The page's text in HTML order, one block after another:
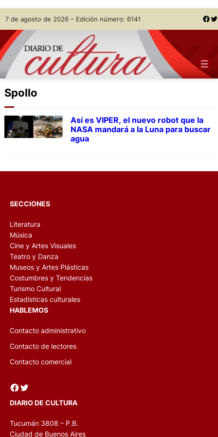
Skip
to
content
7 de agosto de 2026 – Edición número: 6141 Facebook Twitter
Spollo
Así es VIPER, el nuevo robot que la
NASA mandará a la Luna para buscar
agua
SECCIONES
Literatura
Música
Cine y Artes Visuales
Teatro y Danza
Museos y Artes Plásticas
Costumbres y Tendencias
Turismo Cultural
Estadísticas culturales
HABLEMOS
Contacto administrativo
Contacto de lectores
Contacto comercial
Facebook Twitter
DIARIO DE CULTURA
Tucumán 3808 – P.B.
Ciudad de Buenos Aires